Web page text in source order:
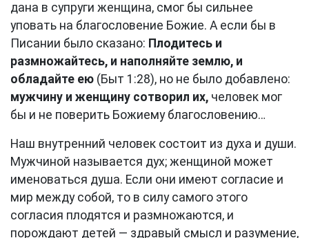
дана в супруги женщина, смог бы сильнее
уповать на благословение Божие. А если бы в
Писании было сказано: Плодитесь и
размножайтесь, и наполняйте землю, и
обладайте ею (Быт 1:28), но не было добавлено:
мужчину и женщину сотворил их, человек мог
бы и не поверить Божиему благословению…
Наш внутренний человек состоит из духа и души.
Мужчиной называется дух; женщиной может
именоваться душа. Если они имеют согласие и
мир между собой, то в силу самого этого
согласия плодятся и размножаются, и
порождают детей — здравый смысл и разумение,